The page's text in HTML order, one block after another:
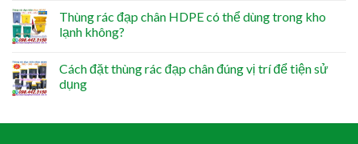
Thùng rác đạp chân HDPE có thể dùng trong kho
lạnh không?
Cách đặt thùng rác đạp chân đúng vị trí để tiện sử
dụng